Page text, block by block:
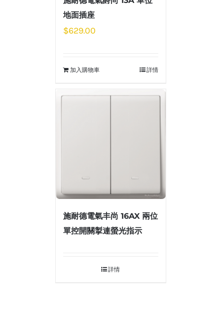
地面插座
$629.00
加入購物車 詳情
施耐德電氣丰尚 16AX 兩位
單控開關掣連螢光指示
詳情